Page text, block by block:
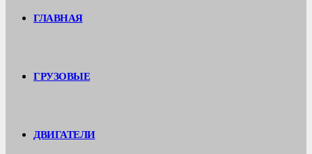
ГЛАВНАЯ
ГРУЗОВЫЕ
ДВИГАТЕЛИ